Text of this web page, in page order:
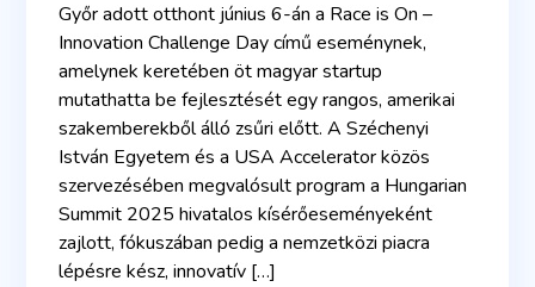
Győr adott otthont június 6-án a Race is On –
Innovation Challenge Day című eseménynek,
amelynek keretében öt magyar startup
mutathatta be fejlesztését egy rangos, amerikai
szakemberekből álló zsűri előtt. A Széchenyi
István Egyetem és a USA Accelerator közös
szervezésében megvalósult program a Hungarian
Summit 2025 hivatalos kísérőeseményeként
zajlott, fókuszában pedig a nemzetközi piacra
lépésre kész, innovatív […]